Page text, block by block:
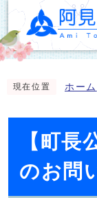
現在位置 ホーム
【町長
のお問